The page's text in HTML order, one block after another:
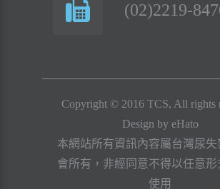
(02)2219-
Copyright © 2016 TCS, All rights
Design by eHato
本網站所有資訊內容屬台灣尿失
會所有，非經同意不得以任意形
使用